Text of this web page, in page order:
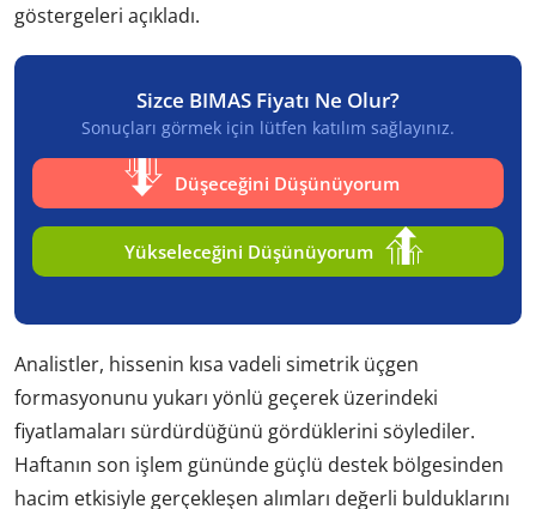
göstergeleri açıkladı.
Sizce BIMAS Fiyatı Ne Olur?
Sonuçları görmek için lütfen katılım sağlayınız.
Düşeceğini Düşünüyorum
Yükseleceğini Düşünüyorum
Analistler, hissenin kısa vadeli simetrik üçgen
formasyonunu yukarı yönlü geçerek üzerindeki
fiyatlamaları sürdürdüğünü gördüklerini söylediler.
Haftanın son işlem gününde güçlü destek bölgesinden
hacim etkisiyle gerçekleşen alımları değerli bulduklarını